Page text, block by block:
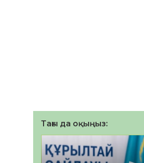
Тағы да оқыңыз: